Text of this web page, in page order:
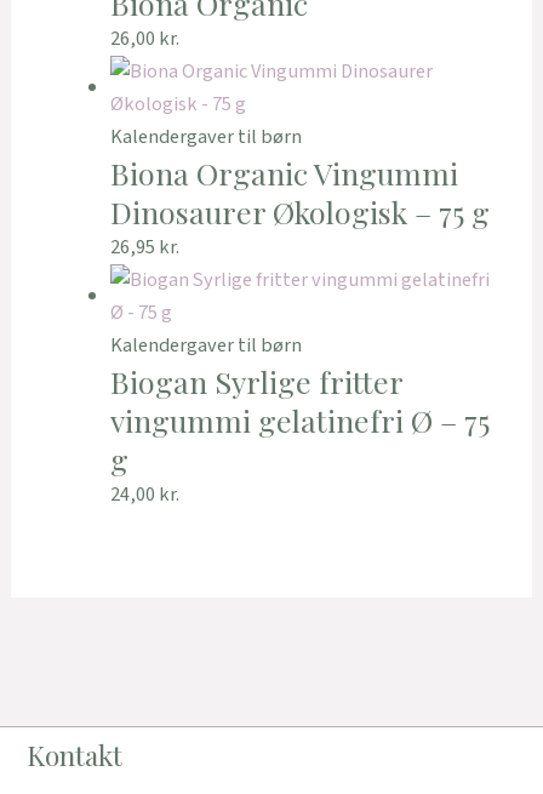
26,00 kr.
Kalendergaver til børn
Biona Organic Vingummi
Dinosaurer Økologisk – 75 g
26,95 kr.
Kalendergaver til børn
Biogan Syrlige fritter
vingummi gelatinefri Ø – 75
g
24,00 kr.
Kontakt